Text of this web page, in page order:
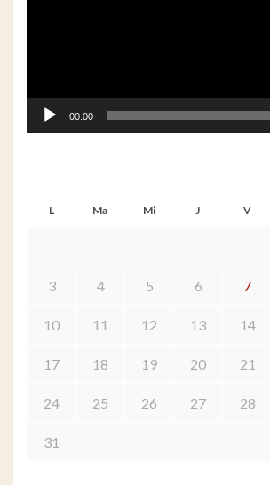
00:00
L Ma Mi J V
3 4 5 6 7
10 11 12 13 14
17 18 19 20 21
24 25 26 27 28
31